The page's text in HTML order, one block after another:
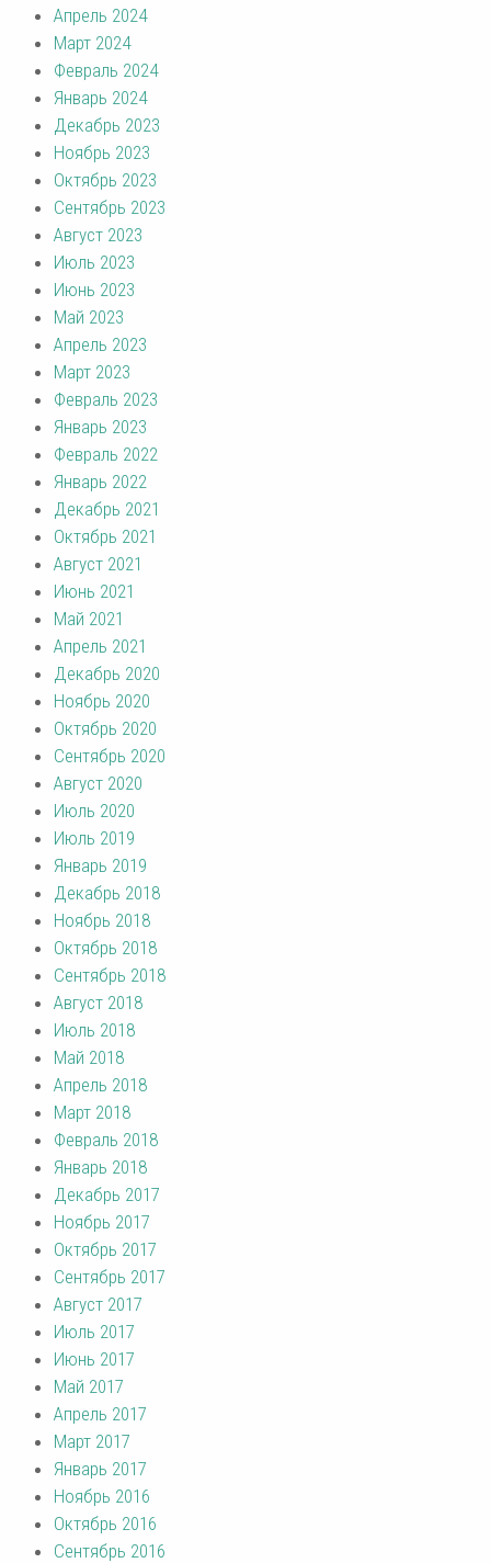
Апрель 2024
Март 2024
Февраль 2024
Январь 2024
Декабрь 2023
Ноябрь 2023
Октябрь 2023
Сентябрь 2023
Август 2023
Июль 2023
Июнь 2023
Май 2023
Апрель 2023
Март 2023
Февраль 2023
Январь 2023
Февраль 2022
Январь 2022
Декабрь 2021
Октябрь 2021
Август 2021
Июнь 2021
Май 2021
Апрель 2021
Декабрь 2020
Ноябрь 2020
Октябрь 2020
Сентябрь 2020
Август 2020
Июль 2020
Июль 2019
Январь 2019
Декабрь 2018
Ноябрь 2018
Октябрь 2018
Сентябрь 2018
Август 2018
Июль 2018
Май 2018
Апрель 2018
Март 2018
Февраль 2018
Январь 2018
Декабрь 2017
Ноябрь 2017
Октябрь 2017
Сентябрь 2017
Август 2017
Июль 2017
Июнь 2017
Май 2017
Апрель 2017
Март 2017
Январь 2017
Ноябрь 2016
Октябрь 2016
Сентябрь 2016